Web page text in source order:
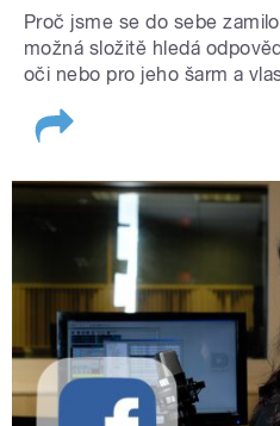
Proč jsme se do sebe
možná složitě hledá
oči nebo pro jeho šarm a